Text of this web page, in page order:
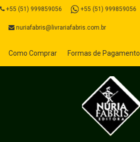
+55 (51) 999859056 +55 (51) 999859056
nuriafabris@livrariafabris.com.br
Como Comprar Formas de Pagamento